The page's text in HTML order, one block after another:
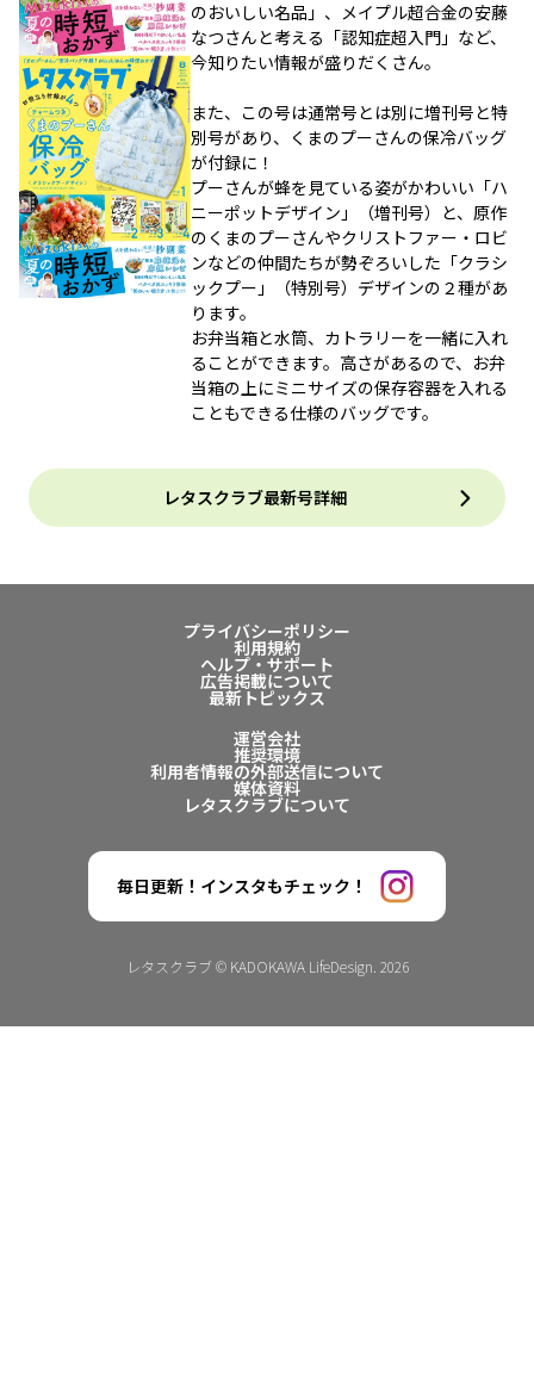
のおいしい名品」、メイプル超合金の安藤
なつさんと考える「認知症超入門」など、
今知りたい情報が盛りだくさん。
また、この号は通常号とは別に増刊号と特
別号があり、くまのプーさんの保冷バッグ
が付録に！
プーさんが蜂を見ている姿がかわいい「ハ
ニーポットデザイン」（増刊号）と、原作
のくまのプーさんやクリストファー・ロビ
ンなどの仲間たちが勢ぞろいした「クラシ
ックプー」（特別号）デザインの２種があ
ります。
お弁当箱と水筒、カトラリーを一緒に入れ
ることができます。高さがあるので、お弁
当箱の上にミニサイズの保存容器を入れる
こともできる仕様のバッグです。
レタスクラブ最新号詳細
プライバシーポリシー
利用規約
ヘルプ・サポート
広告掲載について
最新トピックス
運営会社
推奨環境
利用者情報の外部送信について
媒体資料
レタスクラブについて
毎日更新！インスタもチェック！
レタスクラブ © KADOKAWA LifeDesign. 2026